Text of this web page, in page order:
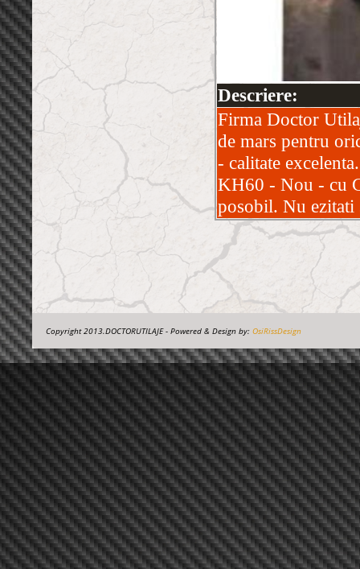
Descriere:
Firma Doctor
de mars pentru
- calitate
KH60 - Nou - cu
posobil. Nu ezitati
Copyright 2013.DOCTORUTILAJE - Powered & Design by: OsiRissDesign